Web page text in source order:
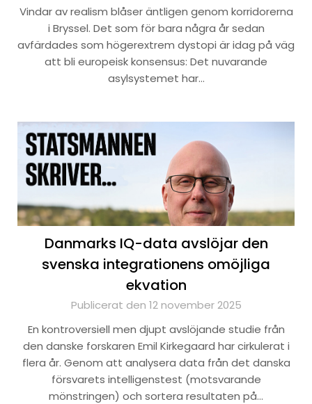
Vindar av realism blåser äntligen genom korridorerna
i Bryssel. Det som för bara några år sedan
avfärdades som högerextrem dystopi är idag på väg
att bli europeisk konsensus: Det nuvarande
asylsystemet har…
Danmarks IQ-data avslöjar den
svenska integrationens omöjliga
ekvation
Publicerat den 12 november 2025
En kontroversiell men djupt avslöjande studie från
den danske forskaren Emil Kirkegaard har cirkulerat i
flera år. Genom att analysera data från det danska
försvarets intelligenstest (motsvarande
mönstringen) och sortera resultaten på…